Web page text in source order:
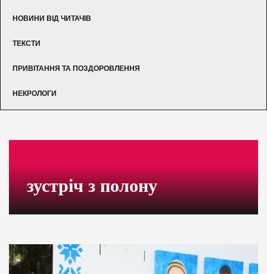
НОВИНИ ВІД ЧИТАЧІВ
ТЕКСТИ
ПРИВІТАННЯ ТА ПОЗДОРОВЛЕННЯ
НЕКРОЛОГИ
зустріч з полону